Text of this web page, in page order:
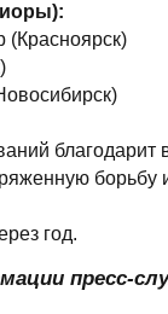
(Красноярск)
благодарит
борьбу
год.
пресс-